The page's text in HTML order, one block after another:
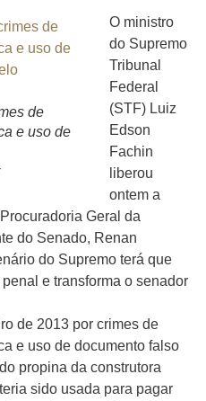
de
e uso de
O ministro
do Supremo
Tribunal
Federal
(STF) Luiz
Edson
Fachin
liberou
ontem a
Geral da
do Senado, Renan
do Supremo terá que
e transforma o senador
de 2013 por crimes de
e uso de documento falso
propina da construtora
sido usada para pagar